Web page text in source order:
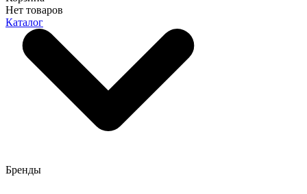
Нет товаров
Каталог
Бренды